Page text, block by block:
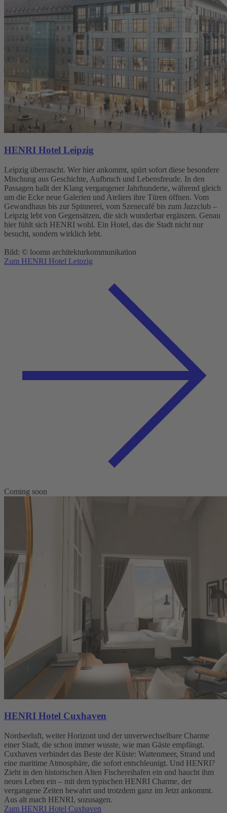
HENRI Hotel Leipzig
Leipzig überrascht. Wer hier ankommt, spürt sofort diese besondere
Mischung aus Geschichte, Aufbruch und Lebensfreude. In den
Passagen hallt der Klang vergangener Jahrhunderte, während gleich
um die Ecke neue Galerien und Ateliers ihre Türen öffnen. Vom
Gewandhaus bis zur Spinnerei, vom Szenecafé bis zum Jazzclub –
Leipzig lebt von Gegensätzen, die sich wunderbar ergänzen. Genau
hier fühlt sich HENRI wohl. Ein Hotel, das die Stadt nicht nur
besucht, sondern wirklich lebt.
Bild: © loomn architekturkommunikation
Zum HENRI Hotel Leipzig
Coming soon
HENRI Hotel Cuxhaven
Nordseeluft, weiter Horizont und der unverwechselbare Charme
einer Stadt, die schon immer wusste, wie man Gäste empfängt.
Cuxhaven verbindet das Beste der Küste: Wattenmeer, Strand und
eine maritime Atmosphäre, die sofort entschleunigt. Und HENRI?
Zieht in den historischen Alten Fischereihafen ein und haucht ihm
neues Leben ein – mit dem typischen HENRI Charme, der
vergangene Zeiten bewahrt und trotzdem ganz im Jetzt ankommt.
Aus alt mach HENRI, sozusagen.
Zum HENRI Hotel Cuxhaven